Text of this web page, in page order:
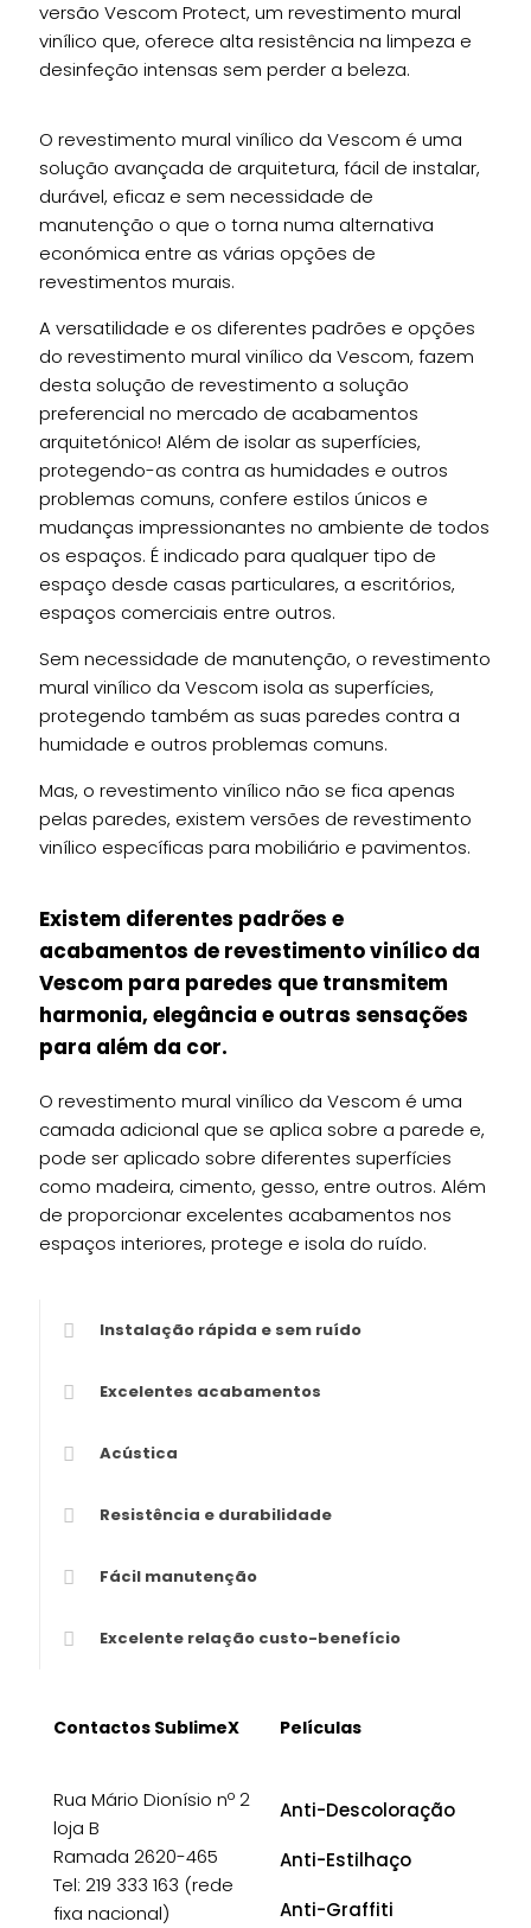
versão Vescom Protect, um revestimento mural
vinílico que, oferece alta resistência na limpeza e
desinfeção intensas sem perder a beleza.
O revestimento mural vinílico da Vescom é uma
solução avançada de arquitetura, fácil de instalar,
durável, eficaz e sem necessidade de
manutenção o que o torna numa alternativa
económica entre as várias opções de
revestimentos murais.
A versatilidade e os diferentes padrões e opções
do revestimento mural vinílico da Vescom, fazem
desta solução de revestimento a solução
preferencial no mercado de acabamentos
arquitetónico! Além de isolar as superfícies,
protegendo-as contra as humidades e outros
problemas comuns, confere estilos únicos e
mudanças impressionantes no ambiente de todos
os espaços. É indicado para qualquer tipo de
espaço desde casas particulares, a escritórios,
espaços comerciais entre outros.
Sem necessidade de manutenção, o revestimento
mural vinílico da Vescom isola as superfícies,
protegendo também as suas paredes contra a
humidade e outros problemas comuns.
Mas, o revestimento vinílico não se fica apenas
pelas paredes, existem versões de revestimento
vinílico específicas para mobiliário e pavimentos.
Existem diferentes padrões e
acabamentos de revestimento vinílico da
Vescom para paredes que transmitem
harmonia, elegância e outras sensações
para além da cor.
O revestimento mural vinílico da Vescom é uma
camada adicional que se aplica sobre a parede e,
pode ser aplicado sobre diferentes superfícies
como madeira, cimento, gesso, entre outros. Além
de proporcionar excelentes acabamentos nos
espaços interiores, protege e isola do ruído.
Instalação rápida e sem ruído
Excelentes acabamentos
Acústica
Resistência e durabilidade
Fácil manutenção
Excelente relação custo-benefício
Contactos SublimeX
Rua Mário Dionísio nº 2
loja B
Ramada 2620-465
Tel: 219 333 163 (rede
fixa nacional)
Películas
Anti-Descoloração
Anti-Estilhaço
Anti-Graffiti